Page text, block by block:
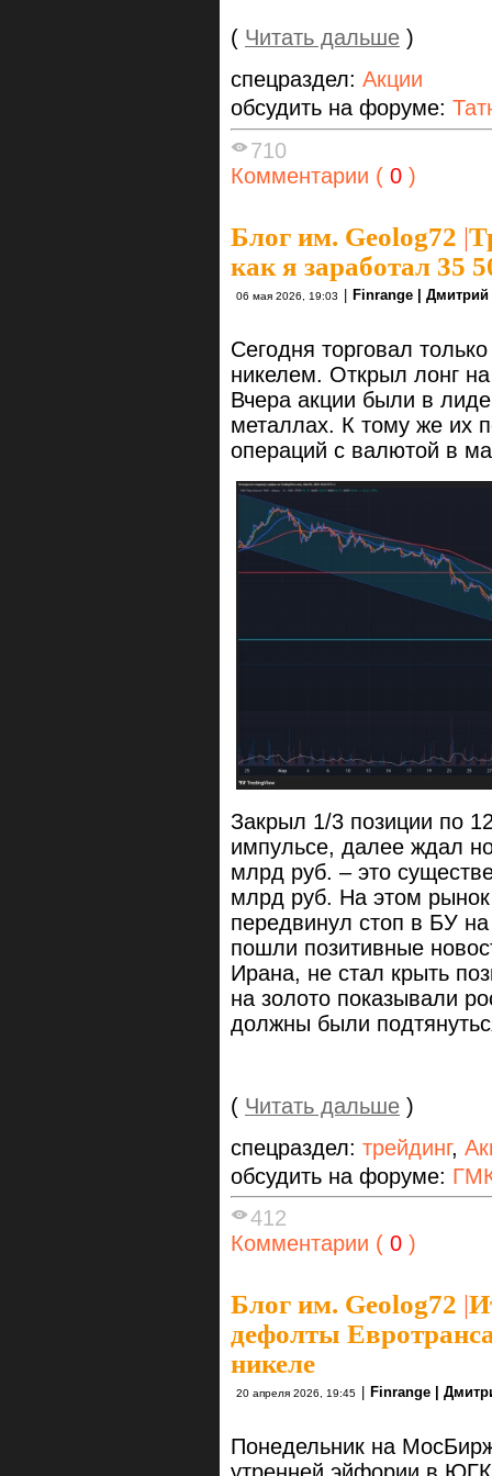
( Читать дальше )
спецраздел: Акции
обсудить на форуме:
710
Комментарии ( 0 )
Блог им. Geolog72 |
как я заработал 35
06 мая 2026, 19:03 | Finrange |
Сегодня торговал
никелем. Открыл лонг
Вчера акции были в
металлах. К тому же их
операций с валютой в
Закрыл 1/3 позиции по
импульсе, далее ждал
млрд руб. – это
млрд руб. На этом
передвинул стоп в БУ
пошли позитивные
Ирана, не стал крыть
на золото показывали
должны были
( Читать дальше )
спецраздел: трейдинг,
обсудить на форуме:
412
Комментарии ( 0 )
Блог им. Geolog72 |
дефолты
никеле
20 апреля 2026, 19:45 Finrange |
Понедельник на